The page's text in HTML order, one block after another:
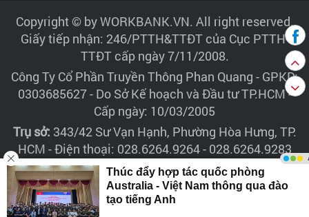
Copyright © by WORKBANK.VN. All right reserved.
Giấy tiếp nhận: 246/PTTH&TTĐT của Cục PTTH-
TTĐT cấp ngày 7/11/2008.
Công Ty Cổ Phần Truyền Thông Phan Quang - GPKD:
0303685627 - Do Sở Kế hoạch và Đầu tư TP.HCM -
Cấp ngày: 10/03/2005
Trụ sở: 343/42 Sư Vạn Hạnh, Phường Hòa Hưng, TP.
HCM - Điện thoại: 028.6264.9264 - 028.6264.9283